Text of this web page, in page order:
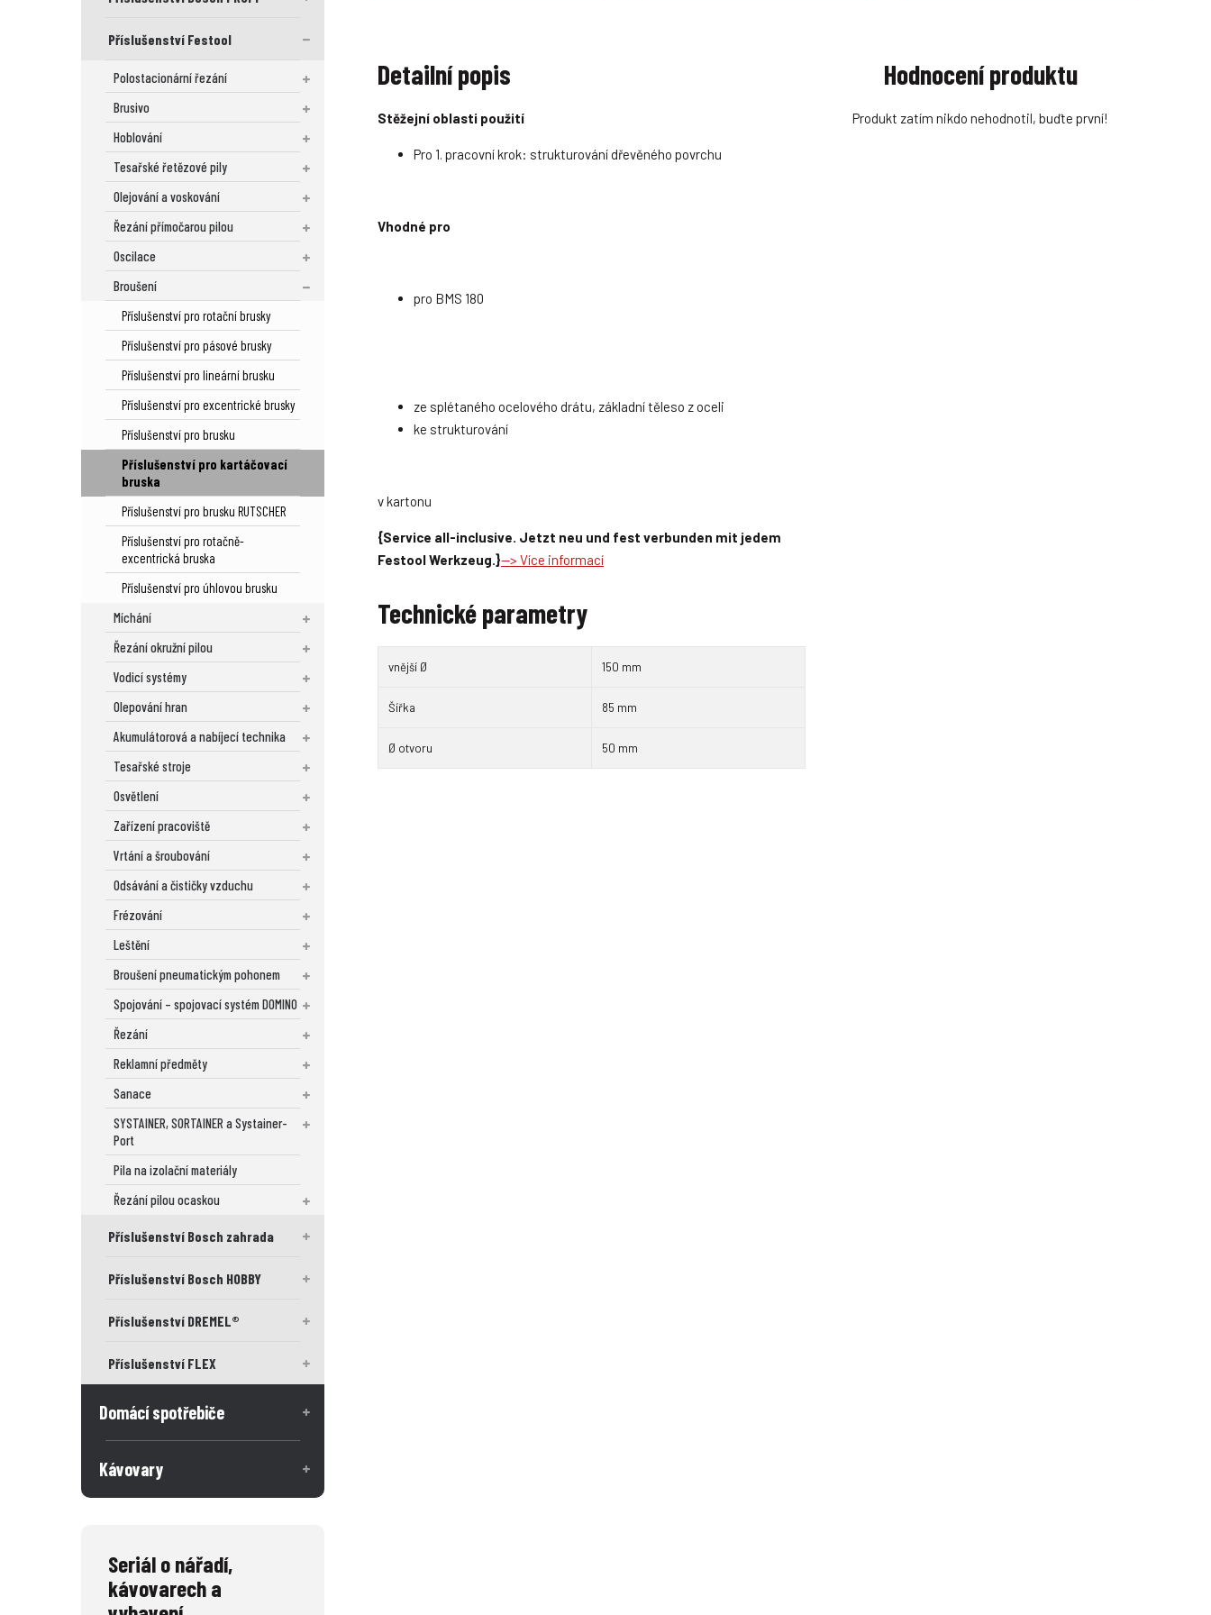
Detailní popis
Stěžejní oblasti použití
Pro 1. pracovní krok: strukturování dřevěného povrchu
Vhodné pro
pro BMS 180
ze splétaného ocelového drátu, základní těleso z oceli
ke strukturování
v kartonu
{Service all-inclusive. Jetzt neu und fest verbunden mit jedem
Festool Werkzeug.}--> Více informací
Technické parametry
vnější Ø 150 mm
Šířka 85 mm
Ø otvoru 50 mm
Hodnocení produktu
Produkt zatím nikdo nehodnotil, buďte první!
Příslušenství Festool
Polostacionární řezání
Brusivo
Hoblování
Tesařské řetězové pily
Olejování a voskování
Řezání přímočarou pilou
Oscilace
Broušení
Příslušenství pro rotační brusky
Příslušenství pro pásové brusky
Příslušenství pro lineární brusku
Příslušenství pro excentrické brusky
Příslušenství pro brusku
Příslušenství pro kartáčovací
bruska
Příslušenství pro brusku RUTSCHER
Příslušenství pro rotačně-
excentrická bruska
Příslušenství pro úhlovou brusku
Míchání
Řezání okružní pilou
Vodicí systémy
Olepování hran
Akumulátorová a nabíjecí technika
Tesařské stroje
Osvětlení
Zařízení pracoviště
Vrtání a šroubování
Odsávání a čističky vzduchu
Frézování
Leštění
Broušení pneumatickým pohonem
Spojování – spojovací systém DOMINO
Řezání
Reklamní předměty
Sanace
SYSTAINER, SORTAINER a Systainer-
Port
Pila na izolační materiály
Řezání pilou ocaskou
Příslušenství Bosch zahrada
Příslušenství Bosch HOBBY
Příslušenství DREMEL®
Příslušenství FLEX
Domácí spotřebiče
Kávovary
Seriál o nářadí,
kávovarech a